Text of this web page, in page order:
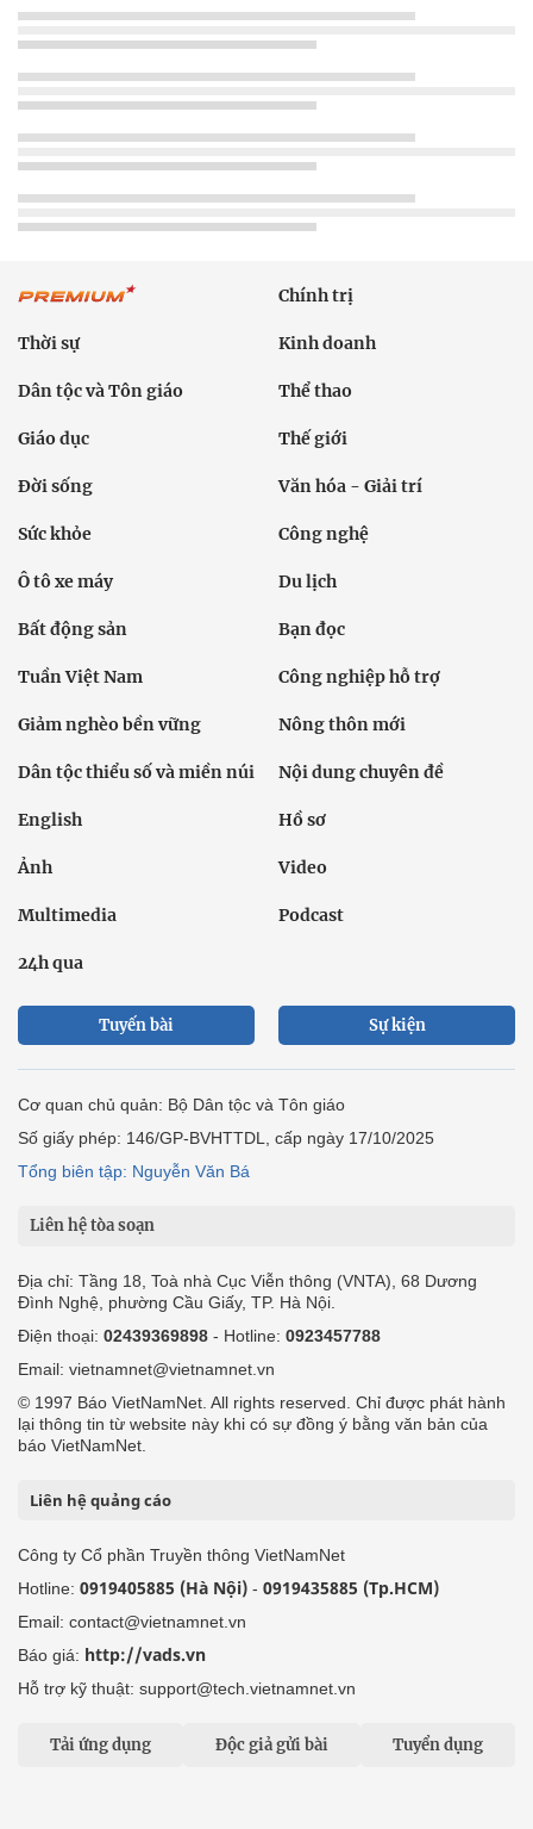
Chính trị
Thời sự Kinh doanh
Dân tộc và Tôn giáo Thể thao
Giáo dục Thế giới
Đời sống Văn hóa - Giải trí
Sức khỏe Công nghệ
Ô tô xe máy Du lịch
Bất động sản Bạn đọc
Tuần Việt Nam Công nghiệp hỗ trợ
Giảm nghèo bền vững Nông thôn mới
Dân tộc thiểu số và miền núi Nội dung chuyên đề
English Hồ sơ
Ảnh Video
Multimedia Podcast
24h qua
Tuyến bài Sự kiện
Cơ quan chủ quản: Bộ Dân tộc và Tôn giáo
Số giấy phép: 146/GP-BVHTTDL, cấp ngày 17/10/2025
Tổng biên tập: Nguyễn Văn Bá
Liên hệ tòa soạn
Địa chỉ: Tầng 18, Toà nhà Cục Viễn thông (VNTA), 68 Dương
Đình Nghệ, phường Cầu Giấy, TP. Hà Nội.
Điện thoại: 02439369898 - Hotline: 0923457788
Email: vietnamnet@vietnamnet.vn
© 1997 Báo VietNamNet. All rights reserved. Chỉ được phát hành
lại thông tin từ website này khi có sự đồng ý bằng văn bản của
báo VietNamNet.
Liên hệ quảng cáo
Công ty Cổ phần Truyền thông VietNamNet
Hotline: 0919405885 (Hà Nội) - 0919435885 (Tp.HCM)
Email: contact@vietnamnet.vn
Báo giá: http://vads.vn
Hỗ trợ kỹ thuật: support@tech.vietnamnet.vn
Tải ứng dụng Độc giả gửi bài Tuyển dụng